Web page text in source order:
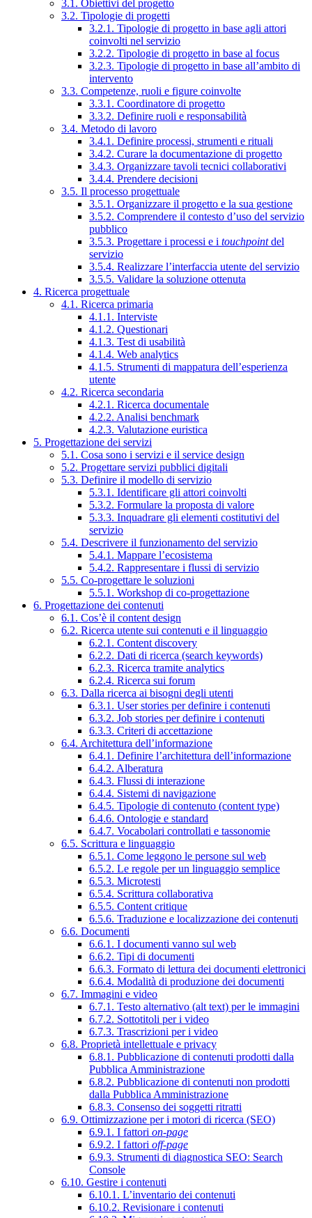
3.1. Obiettivi del progetto
3.2. Tipologie di progetti
3.2.1. Tipologie di progetto in base agli attori
coinvolti nel servizio
3.2.2. Tipologie di progetto in base al focus
3.2.3. Tipologie di progetto in base all’ambito di
intervento
3.3. Competenze, ruoli e figure coinvolte
3.3.1. Coordinatore di progetto
3.3.2. Definire ruoli e responsabilità
3.4. Metodo di lavoro
3.4.1. Definire processi, strumenti e rituali
3.4.2. Curare la documentazione di progetto
3.4.3. Organizzare tavoli tecnici collaborativi
3.4.4. Prendere decisioni
3.5. Il processo progettuale
3.5.1. Organizzare il progetto e la sua gestione
3.5.2. Comprendere il contesto d’uso del servizio
pubblico
3.5.3. Progettare i processi e i touchpointdel
servizio
3.5.4. Realizzare l’interfaccia utente del servizio
3.5.5. Validare la soluzione ottenuta
4. Ricerca progettuale
4.1. Ricerca primaria
4.1.1. Interviste
4.1.2. Questionari
4.1.3. Test di usabilità
4.1.4. Web analytics
4.1.5. Strumenti di mappatura dell’esperienza
utente
4.2. Ricerca secondaria
4.2.1. Ricerca documentale
4.2.2. Analisi benchmark
4.2.3. Valutazione euristica
5. Progettazione dei servizi
5.1. Cosa sono i servizi e il service design
5.2. Progettare servizi pubblici digitali
5.3. Definire il modello di servizio
5.3.1. Identificare gli attori coinvolti
5.3.2. Formulare la proposta di valore
5.3.3. Inquadrare gli elementi costitutivi del
servizio
5.4. Descrivere il funzionamento del servizio
5.4.1. Mappare l’ecosistema
5.4.2. Rappresentare i flussi di servizio
5.5. Co-progettare le soluzioni
5.5.1. Workshop di co-progettazione
6. Progettazione dei contenuti
6.1. Cos’è il content design
6.2. Ricerca utente sui contenuti e il linguaggio
6.2.1. Content discovery
6.2.2. Dati di ricerca (search keywords)
6.2.3. Ricerca tramite analytics
6.2.4. Ricerca sui forum
6.3. Dalla ricerca ai bisogni degli utenti
6.3.1. User stories per definire i contenuti
6.3.2. Job stories per definire i contenuti
6.3.3. Criteri di accettazione
6.4. Architettura dell’informazione
6.4.1. Definire l’architettura dell’informazione
6.4.2. Alberatura
6.4.3. Flussi di interazione
6.4.4. Sistemi di navigazione
6.4.5. Tipologie di contenuto (content type)
6.4.6. Ontologie e standard
6.4.7. Vocabolari controllati e tassonomie
6.5. Scrittura e linguaggio
6.5.1. Come leggono le persone sul web
6.5.2. Le regole per un linguaggio semplice
6.5.3. Microtesti
6.5.4. Scrittura collaborativa
6.5.5. Content critique
6.5.6. Traduzione e localizzazione dei contenuti
6.6. Documenti
6.6.1. I documenti vanno sul web
6.6.2. Tipi di documenti
6.6.3. Formato di lettura dei documenti elettronici
6.6.4. Modalità di produzione dei documenti
6.7. Immagini e video
6.7.1. Testo alternativo (alt text) per le immagini
6.7.2. Sottotitoli per i video
6.7.3. Trascrizioni per i video
6.8. Proprietà intellettuale e privacy
6.8.1. Pubblicazione di contenuti prodotti dalla
Pubblica Amministrazione
6.8.2. Pubblicazione di contenuti non prodotti
dalla Pubblica Amministrazione
6.8.3. Consenso dei soggetti ritratti
6.9. Ottimizzazione per i motori di ricerca (SEO)
6.9.1. I fattori on-page
6.9.2. I fattori off-page
6.9.3. Strumenti di diagnostica SEO: Search
Console
6.10. Gestire i contenuti
6.10.1. L’inventario dei contenuti
6.10.2. Revisionare i contenuti